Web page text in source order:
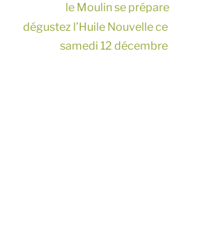
le Moulin se prépare
dégustez l’Huile Nouvelle ce
samedi 12 décembre